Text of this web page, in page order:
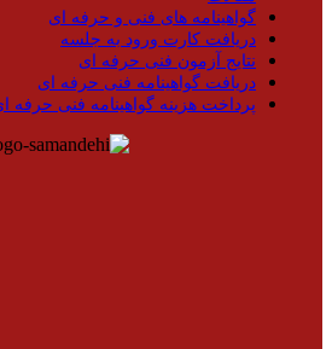
گواهینامه های فنی و حرفه ای
دریافت کارت ورود به جلسه
نتایج آزمون فنی حرفه ای
دریافت گواهینامه فنی حرفه ای
پرداخت هزینه گواهینامه فنی حرفه ای